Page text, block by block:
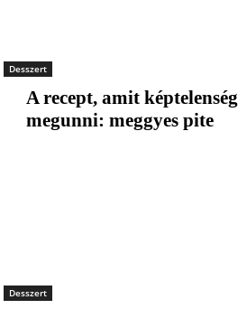
Desszert
A recept, amit képtelenség
megunni: meggyes pite
Desszert